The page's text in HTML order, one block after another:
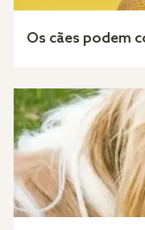
Os cães podem